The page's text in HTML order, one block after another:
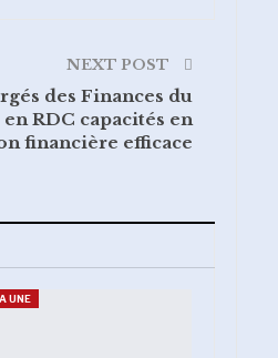
NEXT POST
des Finances du
RDC capacités en
financière efficace
UNE